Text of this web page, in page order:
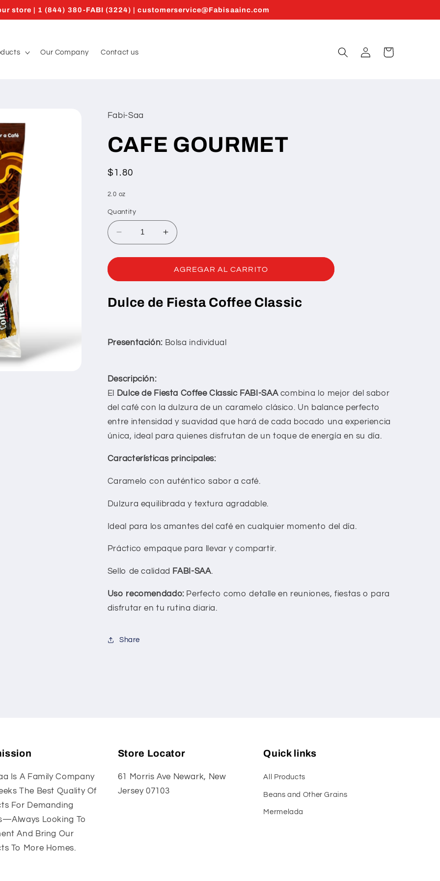
store | 1 (844) 380-FABI (3224) | customerservice@Fabisaainc.com
Our Company Contact us
Log
in
Cart
Fabi-Saa
CAFE GOURMET
Regular
$1.80
2.0 oz
Quantity
Decrease
quantity
for
GOURMET
Increase
quantity
for
CAFE
GOURMET
AGREGAR AL CARRITO
Dulce de Fiesta Coffee Classic
Presentación:Bolsa individual
Descripción:
El
Dulce de Fiesta Coffee Classic FABI-SAAcombina lo mejor del sabor
del café con la dulzura de un caramelo clásico. Un balance perfecto
entre intensidad y suavidad que hará de cada bocado una experiencia
única, ideal para quienes disfrutan de un toque de energía en su día.
Características principales:
Caramelo con auténtico sabor a café.
Dulzura equilibrada y textura agradable.
Ideal para los amantes del café en cualquier momento del día.
Práctico empaque para llevar y compartir.
Sello de calidad FABI-SAA.
Uso recomendado:Perfecto como detalle en reuniones, fiestas o para
disfrutar en tu rutina diaria.
Share
Is A Family Company
The Best Quality Of
For Demanding
Looking To
And Bring Our
To More Homes.
Store Locator
61 Morris Ave Newark, New
Jersey 07103
Quick links
All Products
Beans and Other Grains
Mermelada